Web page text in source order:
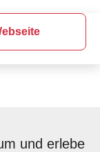
und erlebe